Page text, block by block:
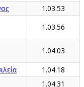
1.03.53
1.03.56
1.04.03
1.04.18
1.04.31